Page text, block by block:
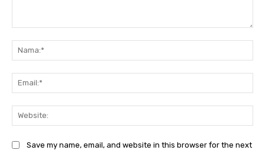
Save my name, email, and website in this browser for the next